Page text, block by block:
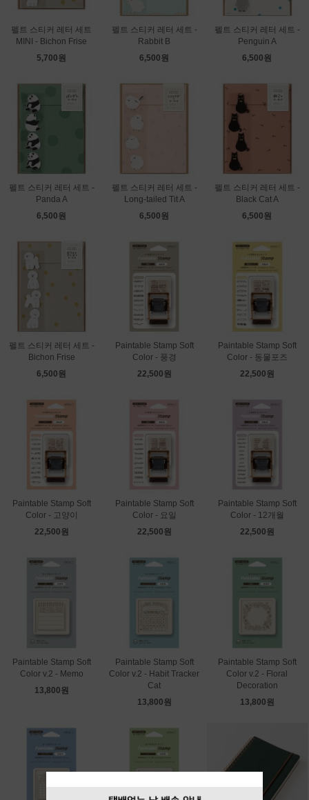
펠트 스티커 레터 세트
MINI - Bichon Frise
5,700원
펠트 스티커 레터 세트 -
Rabbit B
6,500원
펠트 스티커 레터 세트 -
Penguin A
6,500원
펠트 스티커 레터 세트 -
Panda A
6,500원
펠트 스티커 레터 세트 -
Long-tailed Tit A
6,500원
펠트 스티커 레터 세트 -
Black Cat A
6,500원
펠트 스티커 레터 세트 -
Bichon Frise
6,500원
Paintable Stamp Soft
Color - 풍경
22,500원
Paintable Stamp Soft
Color - 동물포즈
22,500원
Paintable Stamp Soft
Color - 고양이
22,500원
Paintable Stamp Soft
Color - 요일
22,500원
Paintable Stamp Soft
Color - 12개월
22,500원
Paintable Stamp Soft
Color v.2 - Memo
13,800원
Paintable Stamp Soft
Color v.2 - Habit Tracker
Cat
13,800원
Paintable Stamp Soft
Color v.2 - Floral
Decoration
13,800원